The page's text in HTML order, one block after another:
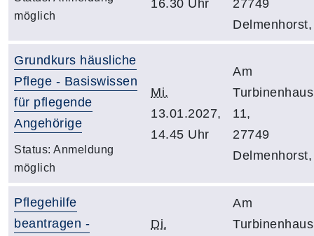
möglich
16.30 Uhr
27749
Delmenhorst,
Grundkurs häusliche
Pflege - Basiswissen
für pflegende
Angehörige
Status: Anmeldung
möglich
Mi.
13.01.2027,
14.45 Uhr
Am
Turbinenhaus
11,
27749
Delmenhorst,
Pflegehilfe
beantragen -
Di.
Am
Turbinenhaus